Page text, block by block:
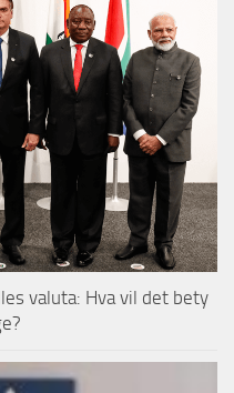
valuta: Hva vil det bety